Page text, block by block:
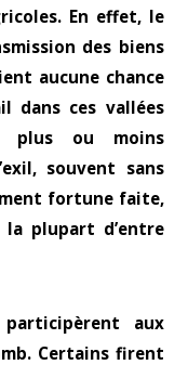
En effet, le
des biens
aucune chance
dans ces vallées
plus ou moins
souvent sans
fortune faite,
plupart d’entre
aux
Certains firent